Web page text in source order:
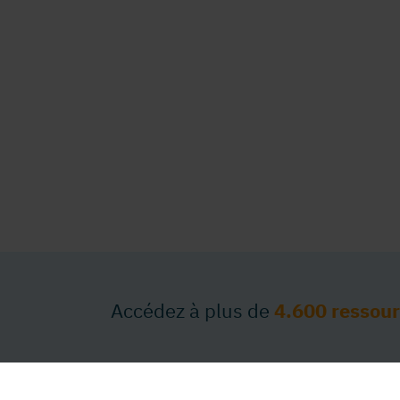
Accédez à plus de 4.600